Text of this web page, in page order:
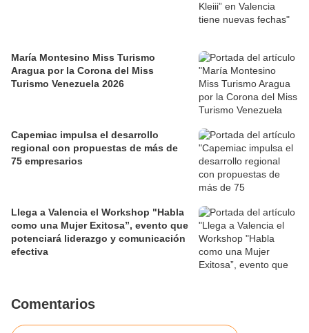
María Montesino Miss Turismo
Aragua por la Corona del Miss
Turismo Venezuela 2026
Capemiac impulsa el desarrollo
regional con propuestas de más de
75 empresarios
Llega a Valencia el Workshop "Habla
como una Mujer Exitosa”, evento que
potenciará liderazgo y comunicación
efectiva
Comentarios